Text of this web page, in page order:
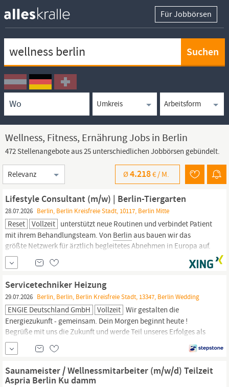
Für Jobbörsen
Ortssuche
Umkreissuche
Arbeitsform
Wellness, Fitness, Ernährung Jobs in Berlin
472 Stellenangebote aus 25 unterschiedlichen Jobbörsen gebündelt.
Sortierung
Ø4.218€ / M.
Lifestyle Consultant (m/w) | Berlin-Tiergarten
28.07.2026 Berlin, Berlin Kreisfreie Stadt, 10117, Berlin Mitte
Reset Vollzeit unterstützt neue Routinen und verbindet Patient
mit ihrem Behandlungsteam. Von Berlin aus bauen wir das
größte Netzwerk für ärztlich begleitetes Abnehmen in Europa auf.
Das Reset-Protokoll und unsere Technologie schaffen dabei einen
gemeinsamen Behandlungsstandard für jeden Standort.
Patienten in unserer Flagship-Praxis in
Servicetechniker Heizung
29.07.2026 Berlin, Berlin, Berlin Kreisfreie Stadt, 13347, Berlin Wedding
ENGIE Deutschland GmbH Vollzeit Wir gestalten die
Energiezukunft - gemeinsam. Dein Morgen beginnt heute !
Begrüße mit uns die Zukunft und werde Teil unseres Erfolges als
Servicetechniker Heizung Klima Lüftung / HKL (m/w/d) Standort:
Berlin
Kennziffer : 59870 Als Servicetechniker Heizung Klima
Lüftung / HKL (m/w/d) bist Du in
für die Wartung und
Instandhaltung...
Saunameister / Wellnessmitarbeiter (m/w/d) Teilzeit
Aspria Berlin Ku damm